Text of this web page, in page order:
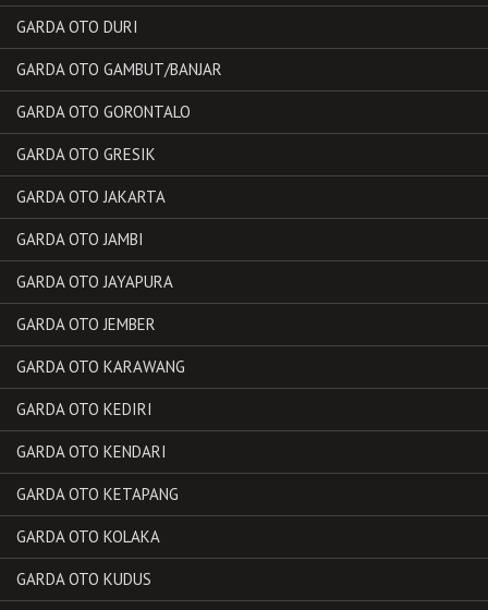
GARDA OTO DURI
GARDA OTO GAMBUT/BANJAR
GARDA OTO GORONTALO
GARDA OTO GRESIK
GARDA OTO JAKARTA
GARDA OTO JAMBI
GARDA OTO JAYAPURA
GARDA OTO JEMBER
GARDA OTO KARAWANG
GARDA OTO KEDIRI
GARDA OTO KENDARI
GARDA OTO KETAPANG
GARDA OTO KOLAKA
GARDA OTO KUDUS